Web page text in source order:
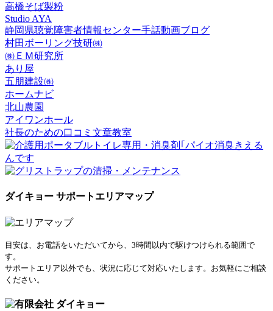
高橋そば製粉
Studio AYA
静岡県聴覚障害者情報センター手話動画ブログ
村田ボーリング技研㈱
㈱ＥＭ研究所
あり屋
五朋建設㈱
ホームナビ
北山農園
アイワンホール
社長のための口コミ文章教室
ダイキョー サポートエリアマップ
目安は、お電話をいただいてから、3時間以内で駆けつけられる範囲で
す。
サポートエリア以外でも、状況に応じて対応いたします。お気軽にご相談
ください。